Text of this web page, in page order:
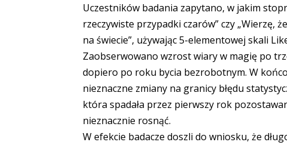
Uczestników badania zapytano, w jakim
rzeczywiste przypadki czarów” czy „Wierzę,
na świecie”, używając 5-elementowej skali
Zaobserwowano wzrost wiary w magię po
dopiero po roku bycia bezrobotnym. W
nieznaczne zmiany na granicy błędu
która spadała przez pierwszy rok
nieznacznie rosnąć.
W efekcie badacze doszli do wniosku, że